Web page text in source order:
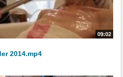
09:02
2014.mp4